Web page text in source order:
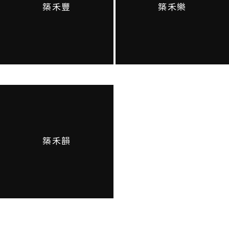
築禾豐 築禾樂
築禾韻